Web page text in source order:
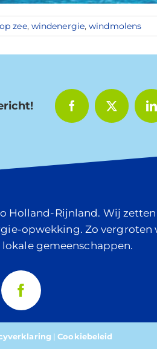
zee, windenergie,windmolens
Holland-Rijnland. Wij
opwekking. Zo
gemeenschappen.
|Cookiebeleid